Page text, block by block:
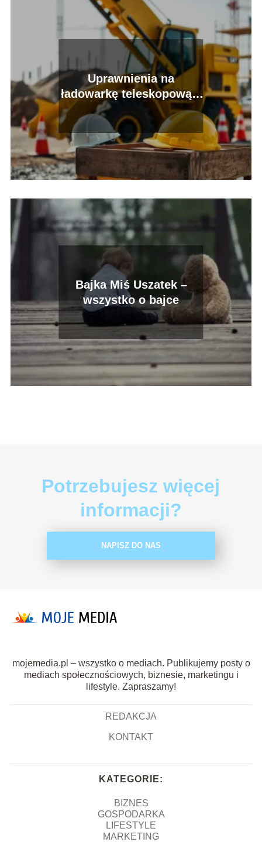
Uprawnienia na
ładowarkę teleskopową –
jak je zdobyć?
Bajka Miś Uszatek –
wszystko o bajce
Potrzebujesz więcej
informacji?
NAPISZ DO NAS
mojemedia.pl – wszystko o mediach. Publikujemy posty o
mediach społecznościowych, biznesie, marketingu i
lifestyle. Zapraszamy!
REDAKCJA
KONTAKT
KATEGORIE:
BIZNES
GOSPODARKA
LIFESTYLE
MARKETING